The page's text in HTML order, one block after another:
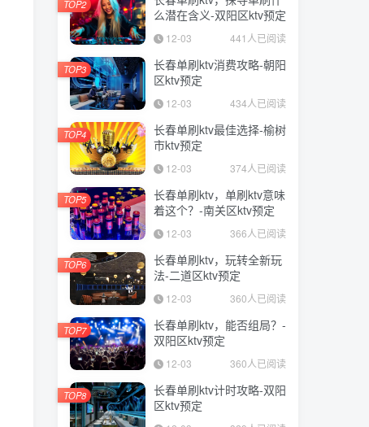
么潜在含义-双阳区ktv预定
12-03 441人已阅读
TOP2
长春单刷ktv消费攻略-朝阳
区ktv预定
12-03 434人已阅读
TOP3
长春单刷ktv最佳选择-榆树
市ktv预定
12-03 374人已阅读
TOP4
长春单刷ktv，单刷ktv意味
着这个？-南关区ktv预定
12-03 366人已阅读
TOP5
长春单刷ktv，玩转全新玩
法-二道区ktv预定
12-03 360人已阅读
TOP6
长春单刷ktv，能否组局？-
双阳区ktv预定
12-03 360人已阅读
TOP7
长春单刷ktv计时攻略-双阳
区ktv预定
TOP8